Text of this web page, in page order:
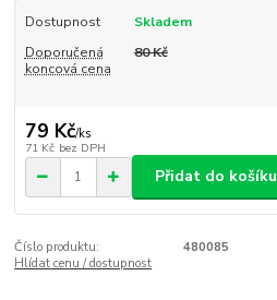
Dostupnost
Skladem
Doporučená
koncová cena
80 Kč
79 Kč/ks
71 Kč bez DPH
Přidat do košíku
Číslo produktu:
480085
Hlídat cenu / dostupnost